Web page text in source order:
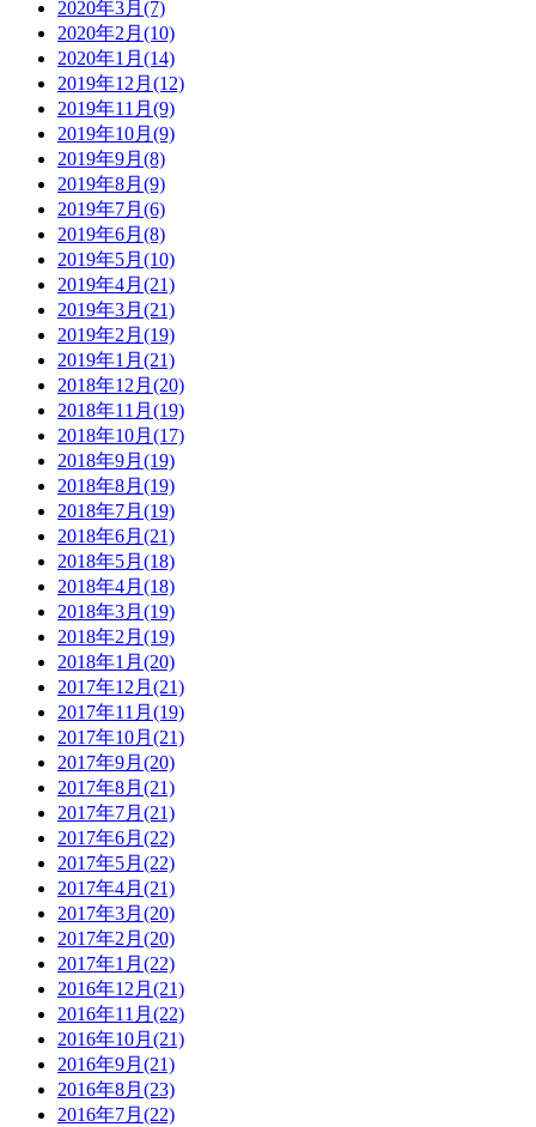
2020年3月(7)
2020年2月(10)
2020年1月(14)
2019年12月(12)
2019年11月(9)
2019年10月(9)
2019年9月(8)
2019年8月(9)
2019年7月(6)
2019年6月(8)
2019年5月(10)
2019年4月(21)
2019年3月(21)
2019年2月(19)
2019年1月(21)
2018年12月(20)
2018年11月(19)
2018年10月(17)
2018年9月(19)
2018年8月(19)
2018年7月(19)
2018年6月(21)
2018年5月(18)
2018年4月(18)
2018年3月(19)
2018年2月(19)
2018年1月(20)
2017年12月(21)
2017年11月(19)
2017年10月(21)
2017年9月(20)
2017年8月(21)
2017年7月(21)
2017年6月(22)
2017年5月(22)
2017年4月(21)
2017年3月(20)
2017年2月(20)
2017年1月(22)
2016年12月(21)
2016年11月(22)
2016年10月(21)
2016年9月(21)
2016年8月(23)
2016年7月(22)